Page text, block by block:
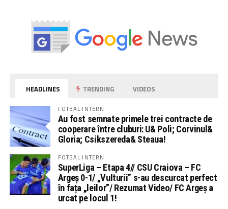
HEADLINES TRENDING VIDEOS
FOTBAL INTERN
Au fost semnate primele trei contracte de
cooperare între cluburi: U& Poli; Corvinul&
Gloria; Csikszereda& Steaua!
FOTBAL INTERN
SuperLiga – Etapa 4// CSU Craiova – FC
Argeș 0-1/ „Vulturii” s-au descurcat perfect
în fața „leilor”/ Rezumat Video/ FC Argeș a
urcat pe locul 1!